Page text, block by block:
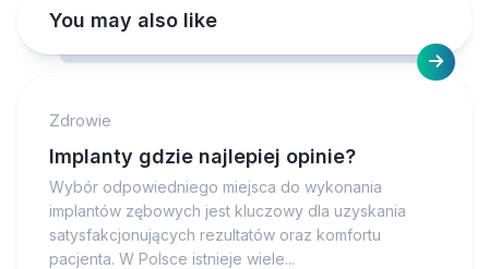
You may also like
Zdrowie
Implanty gdzie najlepiej opinie?
Wybór odpowiedniego miejsca do wykonania
implantów zębowych jest kluczowy dla uzyskania
satysfakcjonujących rezultatów oraz komfortu
pacjenta. W Polsce istnieje wiele...